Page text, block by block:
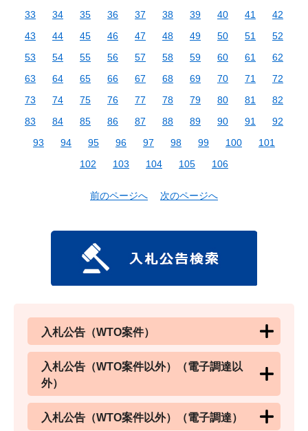
33
34 35 36 37 38 39 40 41
42
43
44 45 46 47 48 49 50 51
52
53
54 55 56 57 58 59 60 61
62
63
64 65 66 67 68 69 70 71
72
73
74 75 76 77 78 79 80 81
82
83
84 85 86 87 88 89 90 91
92
93
94 95 96 97 98 99 100
101
102
103 104 105 106
前のページへ 次のページへ
入札公告（WTO案件）
入札公告（WTO案件以外）（電子調達以
外）
入札公告（WTO案件以外）（電子調達）